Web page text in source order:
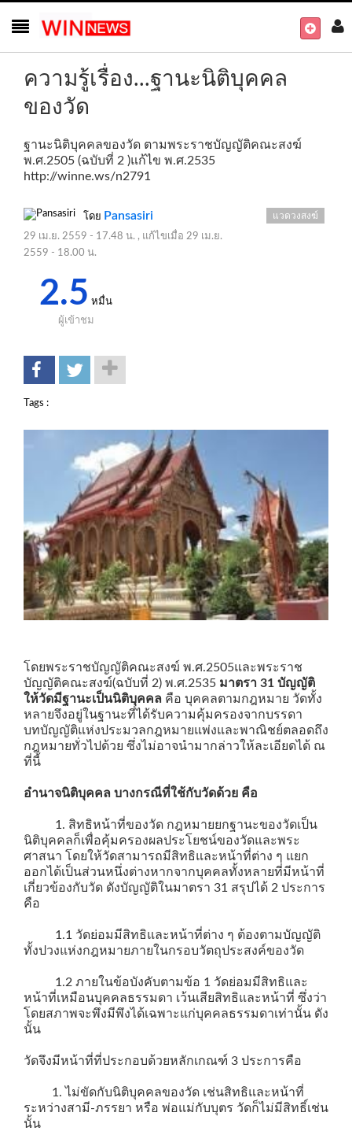
ความรู้เรื่อง...ฐานะนิติบุคคล
ของวัด
ฐานะนิติบุคคลของวัด ตามพระราชบัญญัติคณะสงฆ์
พ.ศ.2505 (ฉบับที่ 2 )แก้ไข พ.ศ.2535
http://winne.ws/n2791
โดย Pansasiri
29 เม.ย. 2559 - 17.48 น. , แก้ไขเมื่อ 29 เม.ย.
2559 - 18.00 น.
แวดวงสงฆ์
2.5 หมื่น
ผู้เข้าชม
Tags :
โดยพระราชบัญญัติคณะสงฆ์ พ.ศ.2505และพระราช
บัญญัติคณะสงฆ์(ฉบับที่ 2) พ.ศ.2535 มาตรา 31 บัญญัติ
ให้วัดมีฐานะเป็นนิติบุคคล คือ บุคคลตามกฎหมาย วัดทั้ง
หลายจึงอยู่ในฐานะที่ได้รับความคุ้มครองจากบรรดา
บทบัญญัติแห่งประมวลกฎหมายแพ่งและพาณิชย์ตลอดถึง
กฎหมายทั่วไปด้วย ซึ่งไม่อาจนำมากล่าวให้ละเอียดได้ ณ
ที่นี้
อำนาจนิติบุคคล บางกรณีที่ใช้กับวัดด้วย คือ
1. สิทธิหน้าที่ของวัด กฎหมายยกฐานะของวัดเป็น
นิติบุคคลก็เพื่อคุ้มครองผลประโยชน์ของวัดและพระ
ศาสนา โดยให้วัดสามารถมีสิทธิและหน้าที่ต่าง ๆ แยก
ออกได้เป็นส่วนหนึ่งต่างหากจากบุคคลทั้งหลายที่มีหน้าที่
เกี่ยวข้องกับวัด ดังบัญญัติในมาตรา 31 สรุปได้ 2 ประการ
คือ
1.1 วัดย่อมมีสิทธิและหน้าที่ต่าง ๆ ต้องตามบัญญัติ
ทั้งปวงแห่งกฎหมายภายในกรอบวัตถุประสงค์ของวัด
1.2 ภายในข้อบังคับตามข้อ 1 วัดย่อมมีสิทธิและ
หน้าที่เหมือนบุคคลธรรมดา เว้นเสียสิทธิและหน้าที่ ซึ่งว่า
โดยสภาพจะพึงมีพึงได้เฉพาะแก่บุคคลธรรมดาเท่านั้น ดัง
นั้น
วัดจึงมีหน้าที่ที่ประกอบด้วยหลักเกณฑ์ 3 ประการคือ
1. ไม่ขัดกับนิติบุคคลของวัด เช่นสิทธิและหน้าที่
ระหว่างสามี-ภรรยา หรือ พ่อแม่กับบุตร วัดก็ไม่มีสิทธิ์เช่น
นั้น